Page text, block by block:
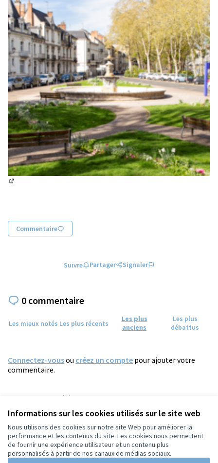
Informations sur les cookies utilisés sur le site web
Nous utilisons des cookies sur notre site Web pour améliorer la
performance et les contenus du site. Les cookies nous permettent
de fournir une expérience utilisateur et un contenu plus
personnalisés à partir de nos canaux de médias sociaux.
Commentaire
Suivre Partager Signaler
0 commentaire
Les mieux notés Les plus récents
Les plus
anciens
Les plus
débattus
Connectez-vousou créez un compte pour ajouter votre
commentaire.
Référence : tours-MEET-2026-06-817
voir les autres versions
Ajouter au calendrier
Conditions d'utilisation
Paramètres des cookies